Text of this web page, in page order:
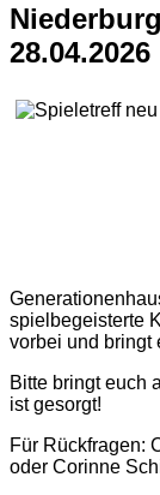
28.04.2026
spielbegeisterte
vorbei und bringt
Bitte bringt euch
ist gesorgt!
Für Rückfragen:
oder Corinne